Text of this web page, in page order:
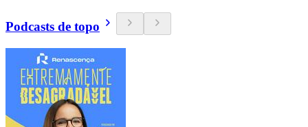
Podcasts de topo